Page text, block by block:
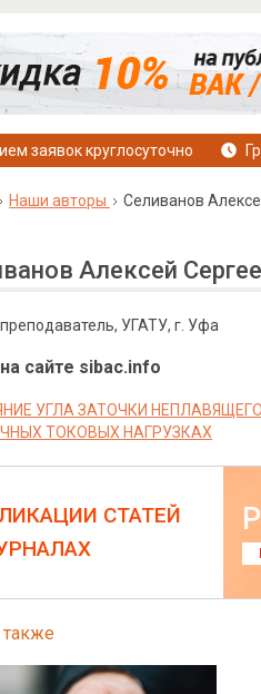
заявок круглосуточно
Наши авторы Селиванов
Алексей
УГАТУ, г. Уфа
сайте sibac.info
УГЛА ЗАТОЧКИ
ТОКОВЫХ НАГРУЗКАХ
СТАТЕЙ
также